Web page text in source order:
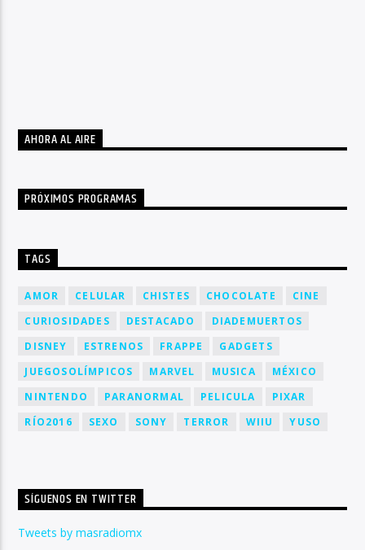
AHORA AL AIRE
PRÓXIMOS PROGRAMAS
TAGS
AMOR CELULAR CHISTES CHOCOLATE
CINE
CURIOSIDADES
DESTACADO
DIADEMUERTOS
DISNEY
ESTRENOS FRAPPE
GADGETS
JUEGOSOLÍMPICOS
MARVEL MUSICA
MÉXICO
NINTENDO
PARANORMAL PELICULA
PIXAR
RÍO2016
SEXO SONY TERROR WIIU YUSO
SÍGUENOS EN TWITTER
Tweets by masradiomx